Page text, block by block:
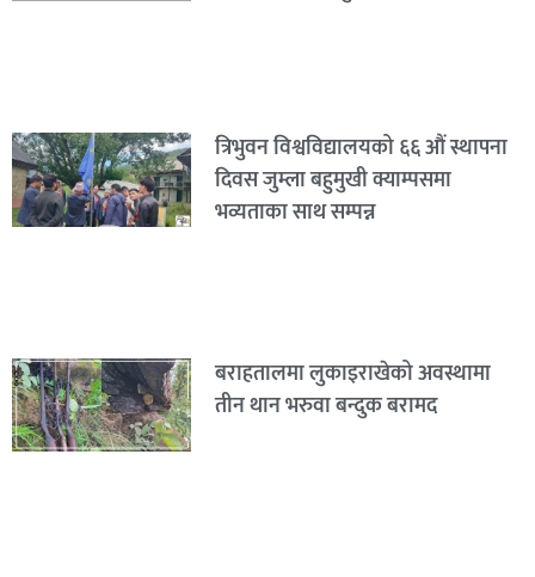
त्रिभुवन विश्वविद्यालयको ६६ औं स्थापना
दिवस जुम्ला बहुमुखी क्याम्पसमा
भव्यताका साथ सम्पन्न
बराहतालमा लुकाइराखेको अवस्थामा
तीन थान भरुवा बन्दुक बरामद